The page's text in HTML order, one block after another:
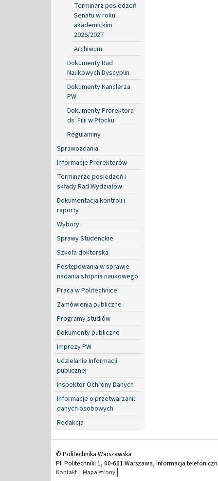
Terminarz posiedzeń
Senatu w roku
akademickim
2026/2027
Archiwum
Dokumenty Rad
Naukowych Dyscyplin
Dokumenty Kanclerza
PW
Dokumenty Prorektora
ds. Filii w Płocku
Regulaminy
Sprawozdania
Informacje Prorektorów
Terminarze posiedzeń i
składy Rad Wydziałów
Dokumentacja kontroli i
raporty
Wybory
Sprawy Studenckie
Szkoła doktorska
Postępowania w sprawie
nadania stopnia naukowego
Praca w Politechnice
Zamówienia publiczne
Programy studiów
Dokumenty publiczne
Imprezy PW
Udzielanie informacji
publicznej
Inspektor Ochrony Danych
Informacje o przetwarzaniu
danych osobowych
Redakcja
© Politechnika Warszawska
Pl. Politechniki 1, 00-661 Warszawa, Informacja
Kontakt Mapa strony